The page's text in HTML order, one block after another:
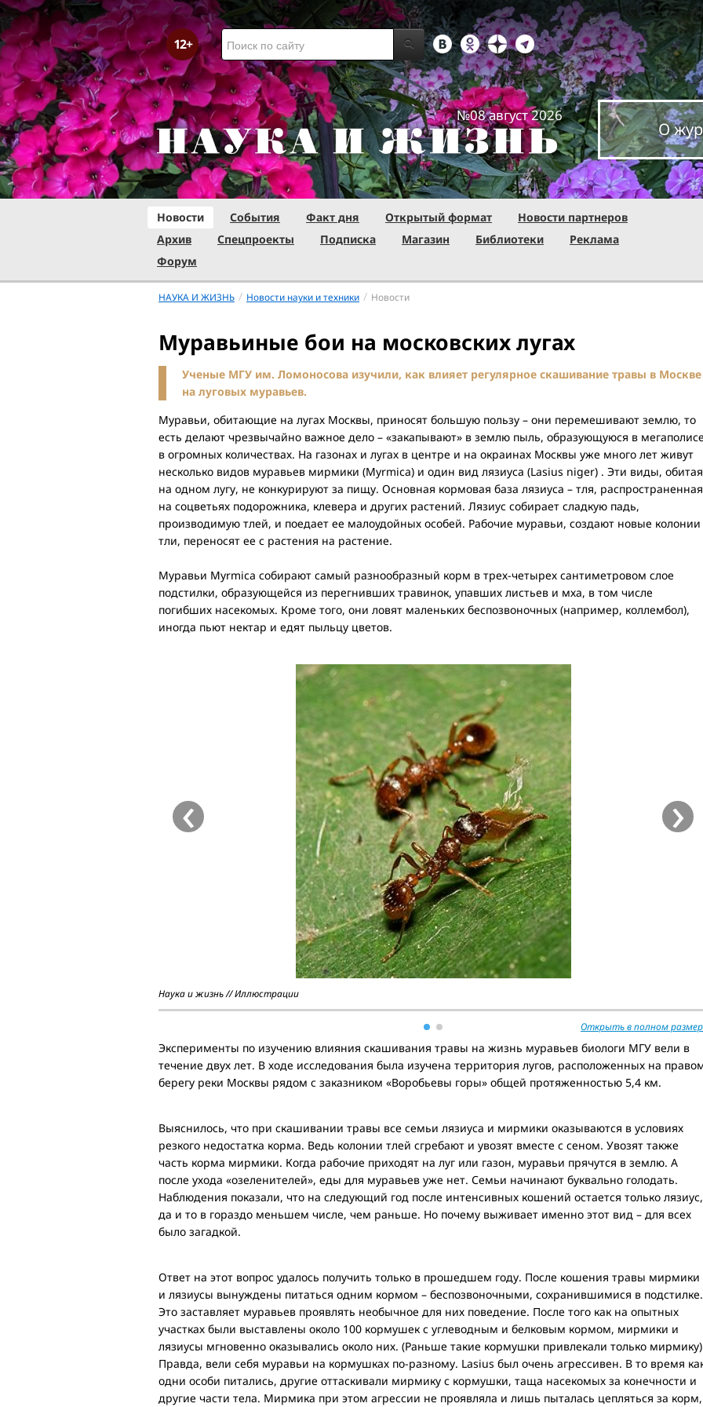
№08 август 2026
О
Новости События Факт дня Открытый формат
Новости партнеров
Архив
Спецпроекты Подписка Магазин Библиотеки
Реклама
Форум
НАУКА И ЖИЗНЬ / Новости науки и техники / Новости
Муравьиные бои на московских лугах
Ученые МГУ им. Ломоносова изучили, как влияет регулярное скашивание травы в Москве
на луговых муравьев.
Муравьи, обитающие на лугах Москвы, приносят большую пользу – они перемешивают землю, то
есть делают чрезвычайно важное дело – «закапывают» в землю пыль, образующуюся в мегаполисе
в огромных количествах. На газонах и лугах в центре и на окраинах Москвы уже много лет живут
несколько видов муравьев мирмики (Myrmica) и один вид лязиуса (Lasius niger) . Эти виды, обитая
на одном лугу, не конкурируют за пищу. Основная кормовая база лязиуса – тля, распространенная
на соцветьях подорожника, клевера и других растений. Лязиус собирает сладкую падь,
производимую тлей, и поедает ее малоудойных особей. Рабочие муравьи, создают новые колонии
тли, переносят ее с растения на растение.
Муравьи Myrmica собирают самый разнообразный корм в трех-четырех сантиметровом слое
подстилки, образующейся из перегнивших травинок, упавших листьев и мха, в том числе
погибших насекомых. Кроме того, они ловят маленьких беспозвоночных (например, коллембол),
иногда пьют нектар и едят пыльцу цветов.
Наука и жизнь // Иллюстрации
‹ ›
Открыть в полном
Эксперименты по изучению влияния скашивания травы на жизнь муравьев биологи МГУ вели в
течение двух лет. В ходе исследования была изучена территория лугов, расположенных на
берегу реки Москвы рядом с заказником «Воробьевы горы» общей протяженностью 5,4 км.
Выяснилось, что при скашивании травы все семьи лязиуса и мирмики оказываются в условиях
резкого недостатка корма. Ведь колонии тлей сгребают и увозят вместе с сеном. Увозят также
часть корма мирмики. Когда рабочие приходят на луг или газон, муравьи прячутся в землю. А
после ухода «озеленителей», еды для муравьев уже нет. Семьи начинают буквально голодать.
Наблюдения показали, что на следующий год после интенсивных кошений остается только лязиус,
да и то в гораздо меньшем числе, чем раньше. Но почему выживает именно этот вид – для всех
было загадкой.
Ответ на этот вопрос удалось получить только в прошедшем году. После кошения травы мирмики
и лязиусы вынуждены питаться одним кормом – беспозвоночными, сохранившимися в подстилке.
Это заставляет муравьев проявлять необычное для них поведение. После того как на опытных
участках были выставлены около 100 кормушек с углеводным и белковым кормом, мирмики и
лязиусы мгновенно оказывались около них. (Раньше такие кормушки привлекали только
Правда, вели себя муравьи на кормушках по-разному. Lasius был очень агрессивен. В то время
одни особи питались, другие оттаскивали мирмику с кормушки, таща насекомых за конечности и
другие части тела. Мирмика при этом агрессии не проявляла и лишь пыталась цепляться за корм,